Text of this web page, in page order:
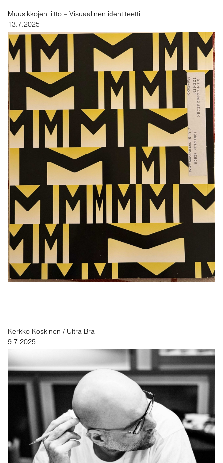
Muusikkojen liitto – Visuaalinen identiteetti
13.7.2025
Kerkko Koskinen / Ultra Bra
9.7.2025